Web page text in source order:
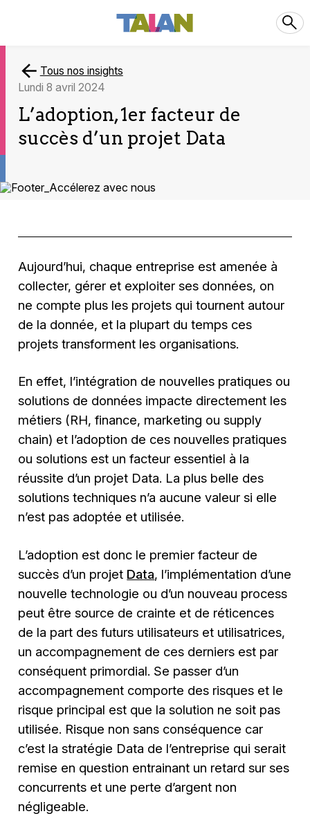
Tous nos insights
lundi 8 avril 2024
L’adoption, 1er facteur de
succès d’un projet Data
Aujourd’hui, chaque entreprise est amenée à
collecter, gérer et exploiter ses données, on
ne compte plus les projets qui tournent autour
de la donnée, et la plupart du temps ces
projets transforment les organisations.
En effet, l’intégration de nouvelles pratiques ou
solutions de données impacte directement les
métiers (RH, finance, marketing ou supply
chain) et l’adoption de ces nouvelles pratiques
ou solutions est un facteur essentiel à la
réussite d’un projet Data. La plus belle des
solutions techniques n’a aucune valeur si elle
n’est pas adoptée et utilisée.
L’adoption est donc le premier facteur de
succès d’un projet Data, l’implémentation d’une
nouvelle technologie ou d’un nouveau process
peut être source de crainte et de réticences
de la part des futurs utilisateurs et utilisatrices,
un accompagnement de ces derniers est par
conséquent primordial. Se passer d’un
accompagnement comporte des risques et le
risque principal est que la solution ne soit pas
utilisée. Risque non sans conséquence car
c’est la stratégie Data de l’entreprise qui serait
remise en question entrainant un retard sur ses
concurrents et une perte d’argent non
négligeable.